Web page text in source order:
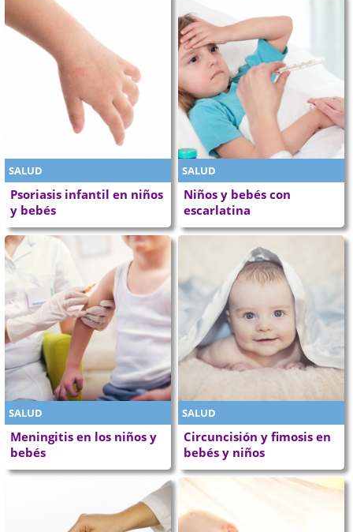
SALUD
Psoriasis infantil en niños
y bebés
SALUD
Niños y bebés con
escarlatina
SALUD
Meningitis en los niños y
bebés
SALUD
Circuncisión y fimosis en
bebés y niños